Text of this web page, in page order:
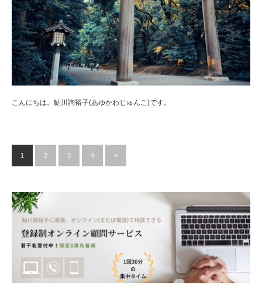
こんにちは。鮎川詢裕子(あゆかわじゅんこ)です。
1 2 3 4 »